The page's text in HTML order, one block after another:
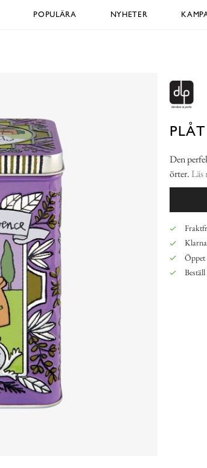
POPULÄRA NYHETER
Den
örter. Läs
Öppet